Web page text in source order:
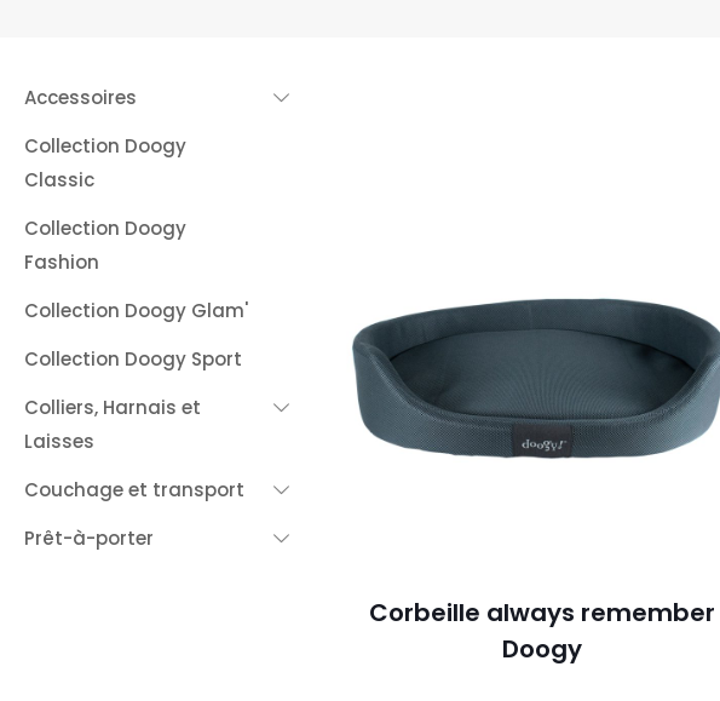
Corbeille always remember
Doogy
Accessoires
Collection Doogy
Classic
Collection Doogy
Fashion
Collection Doogy Glam'
Collection Doogy Sport
Colliers, Harnais et
Laisses
Couchage et transport
Prêt-à-porter